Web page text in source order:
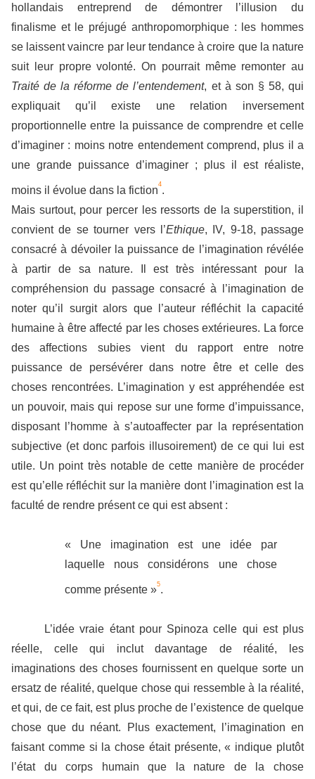
hollandais entreprend de démontrer l’illusion du
finalisme et le préjugé anthropomorphique : les hommes
se laissent vaincre par leur tendance à croire que la nature
suit leur propre volonté. On pourrait même remonter au
Traité de la réforme de l’entendement, et à son § 58, qui
expliquait qu’il existe une relation inversement
proportionnelle entre la puissance de comprendre et celle
d’imaginer : moins notre entendement comprend, plus il a
une grande puissance d’imaginer ; plus il est réaliste,
moins il évolue dans la fiction4.
Mais surtout, pour percer les ressorts de la superstition, il
convient de se tourner vers l’Ethique, IV, 9-18, passage
consacré à dévoiler la puissance de l’imagination révélée
à partir de sa nature. Il est très intéressant pour la
compréhension du passage consacré à l’imagination de
noter qu’il surgit alors que l’auteur réfléchit la capacité
humaine à être affecté par les choses extérieures. La force
des affections subies vient du rapport entre notre
puissance de persévérer dans notre être et celle des
choses rencontrées. L’imagination y est appréhendée est
un pouvoir, mais qui repose sur une forme d’impuissance,
disposant l’homme à s’autoaffecter par la représentation
subjective (et donc parfois illusoirement) de ce qui lui est
utile. Un point très notable de cette manière de procéder
est qu’elle réfléchit sur la manière dont l’imagination est la
faculté de rendre présent ce qui est absent :
« Une imagination est une idée par
laquelle nous considérons une chose
comme présente »5.
L’idée vraie étant pour Spinoza celle qui est plus
réelle, celle qui inclut davantage de réalité, les
imaginations des choses fournissent en quelque sorte un
ersatz de réalité, quelque chose qui ressemble à la réalité,
et qui, de ce fait, est plus proche de l’existence de quelque
chose que du néant. Plus exactement, l’imagination en
faisant comme si la chose était présente, « indique plutôt
l’état du corps humain que la nature de la chose